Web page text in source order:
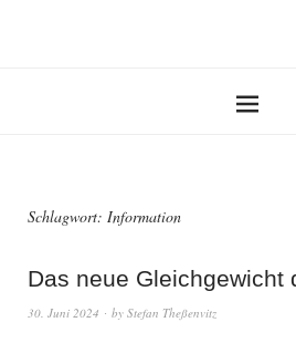
Schlagwort: Information
Das neue Gleichgewicht
30. Juni 2024 by Stefan Theßenvitz